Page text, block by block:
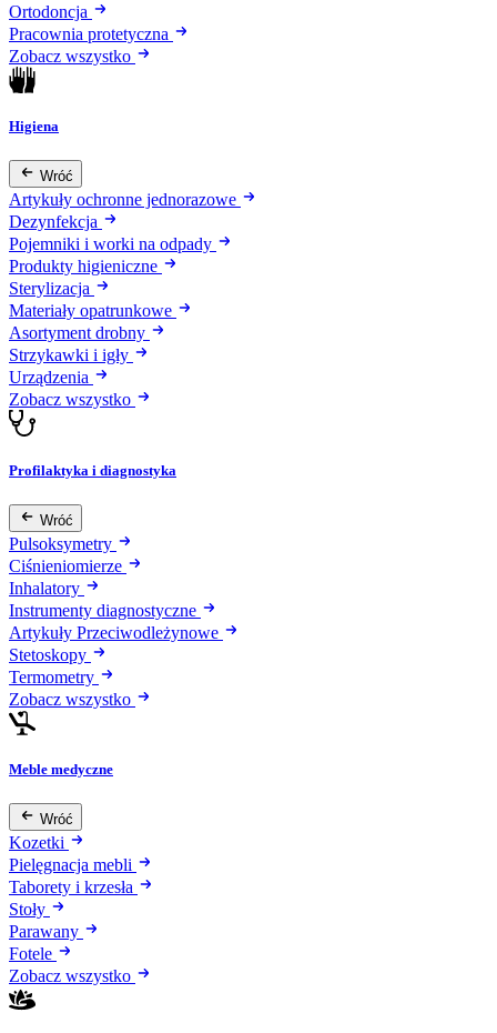
Ortodoncja
Pracownia protetyczna
Zobacz wszystko
Higiena
Wróć
Artykuły ochronne jednorazowe
Dezynfekcja
Pojemniki i worki na odpady
Produkty higieniczne
Sterylizacja
Materiały opatrunkowe
Asortyment drobny
Strzykawki i igły
Urządzenia
Zobacz wszystko
Profilaktyka i diagnostyka
Wróć
Pulsoksymetry
Ciśnieniomierze
Inhalatory
Instrumenty diagnostyczne
Artykuły Przeciwodleżynowe
Stetoskopy
Termometry
Zobacz wszystko
Meble medyczne
Wróć
Kozetki
Pielęgnacja mebli
Taborety i krzesła
Stoły
Parawany
Fotele
Zobacz wszystko